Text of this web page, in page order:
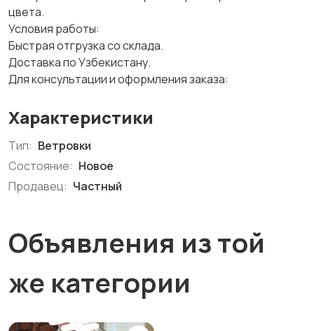
цвета.
​Условия работы:
​Быстрая отгрузка со склада.
​Доставка по Узбекистану.
​Для консультации и оформления заказа:
Характеристики
Тип: Ветровки
Состояние: Новое
Продавец: Частный
Объявления из той
же категории